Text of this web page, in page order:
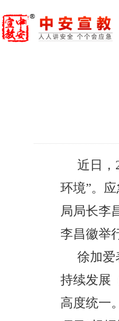
近日，
环境”。
局局长李
李昌徽举
徐加爱
持续发展
高度统一